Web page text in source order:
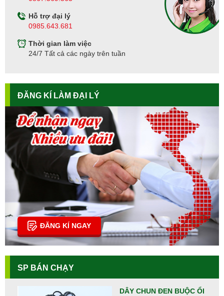
Hỗ trợ đại lý
0985.643.681
Thời gian làm việc
24/7 Tất cả các ngày trên tuần
ĐĂNG KÍ LÀM ĐẠI LÝ
ĐĂNG KÍ NGAY
SP BÁN CHẠY
DÂY CHUN ĐEN BUỘC ỔI